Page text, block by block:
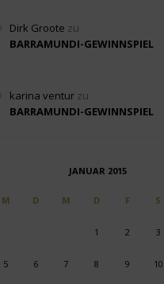
Dirk Groote zu
BARRAMUNDI-GEWINNSPIEL
karina ventur zu
BARRAMUNDI-GEWINNSPIEL
JANUAR 2015
M D M D F S
1 2 3
5 6 7 8 9 10